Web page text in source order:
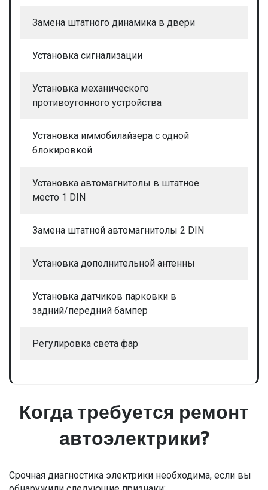
Замена штатного динамика в двери
Установка сигнализации
Установка механического
противоугонного устройства
Установка иммобилайзера с одной
блокировкой
Установка автомагнитолы в штатное
место 1 DIN
Замена штатной автомагнитолы 2 DIN
Установка дополнительной антенны
Установка датчиков парковки в
задний/передний бампер
Регулировка света фар
Когда требуется ремонт
автоэлектрики?
Срочная диагностика электрики необходима, если вы